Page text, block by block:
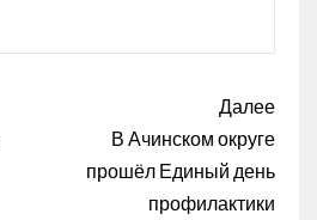
Далее
В Ачинском округе
прошёл Единый день
профилактики